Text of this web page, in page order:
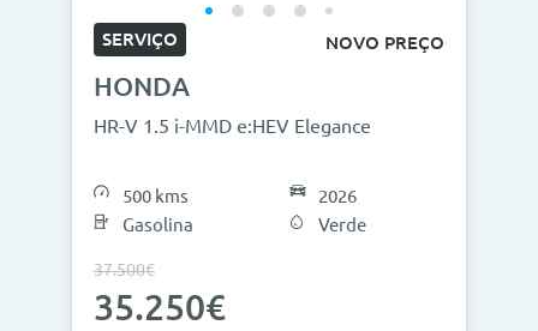
SERVIÇO NOVO PREÇO
HONDA
HR-V 1.5 i-MMD e:HEV Elegance
500 kms
Gasolina
2026
Verde
37.500€
35.250€